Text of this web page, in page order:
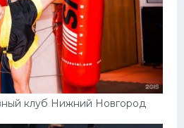
клуб Нижний Новгород